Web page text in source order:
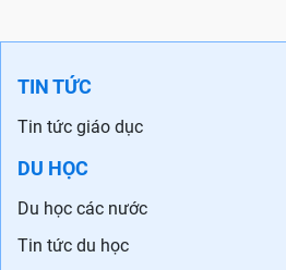
TIN TỨC
Tin tức giáo dục
DU HỌC
Du học các nước
Tin tức du học